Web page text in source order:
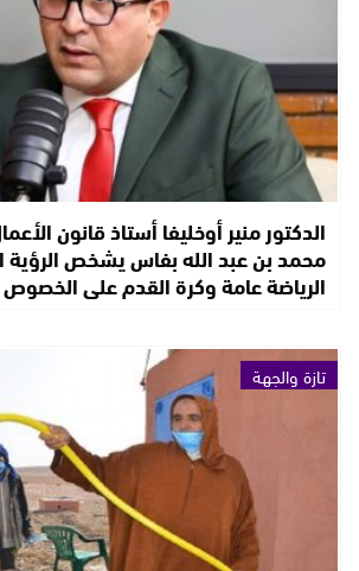
الدكتور منير أوخليفا أستاذ قانون
محمد بن عبد الله بفاس يشخص الرؤية
الرياضة عامة وكرة القدم على الخصوص
تازة والجهة